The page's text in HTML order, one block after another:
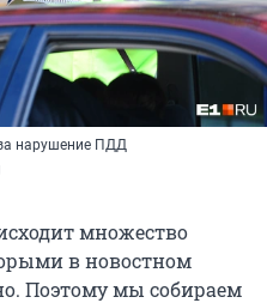
нарушение ПДД
множество
в новостном
Поэтому мы собираем